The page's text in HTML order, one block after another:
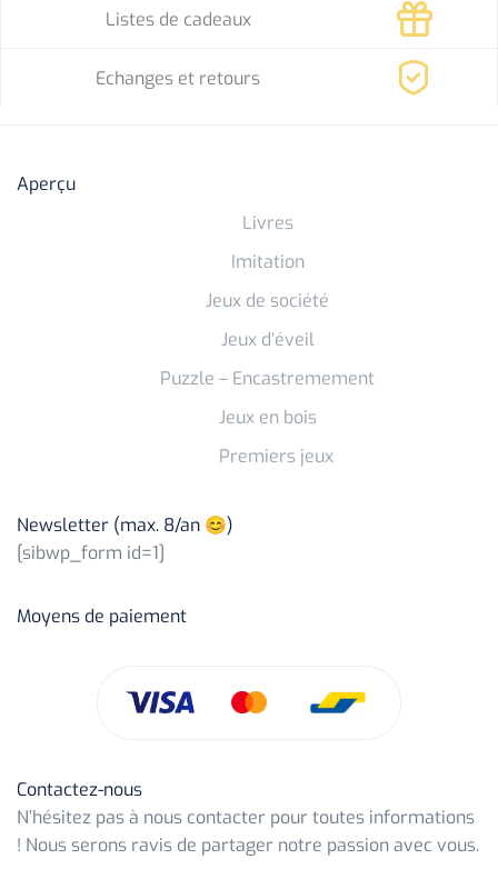
Listes de cadeaux
Echanges et retours
Aperçu
Livres
Imitation
Jeux de société
Jeux d’éveil
Puzzle – Encastremement
Jeux en bois
Premiers jeux
Newsletter (max. 8/an 😊)
[sibwp_form id=1]
Moyens de paiement
Contactez-nous
N’hésitez pas à nous contacter pour toutes informations
! Nous serons ravis de partager notre passion avec vous.